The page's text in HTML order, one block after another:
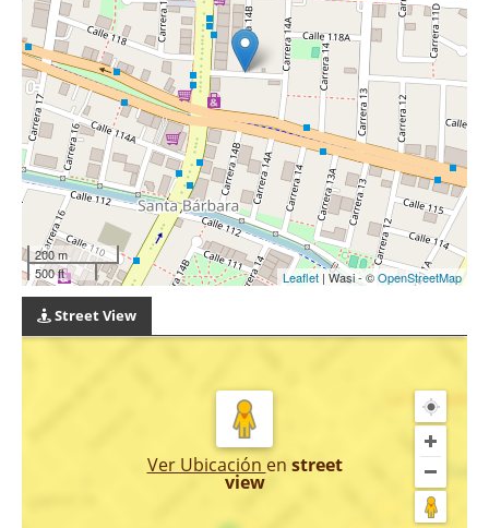
200 m
500 ft
Leaflet | Wasi - ©OpenStreetMap
Street View
Ver Ubicación en street
view